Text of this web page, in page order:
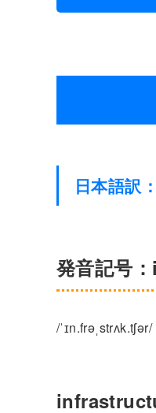
日本語訳
発音記号
/ˈɪn.frəˌstrʌk.tʃər/